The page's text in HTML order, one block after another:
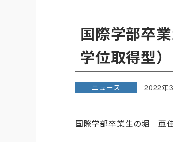
国際学部卒
学位取得型
ニュース 2022年3
国際学部卒業生の堀 亜